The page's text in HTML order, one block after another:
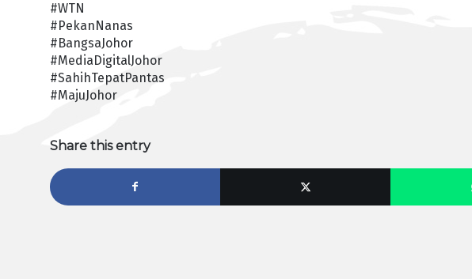
#WTN
#PekanNanas
#BangsaJohor
#MediaDigitalJohor
#SahihTepatPantas
#MajuJohor
Share this entry